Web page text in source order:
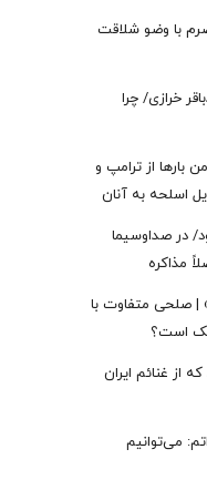
با وضو شلاقت
خرازی/ چرا
بارها از ترامپ و
اسلحه به آنان
در صداوسیما
مذاکره
| صلحی متفاوت با
است؟
از غنائم ایران
می‌توانیم